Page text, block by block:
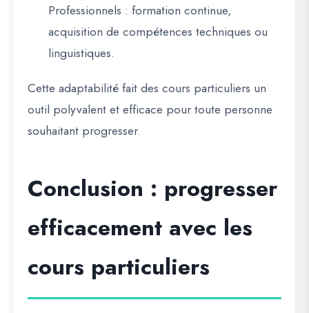
Professionnels : formation continue,
acquisition de compétences techniques ou
linguistiques.
Cette adaptabilité fait des cours particuliers un
outil polyvalent et efficace pour toute personne
souhaitant progresser.
Conclusion : progresser
efficacement avec les
cours particuliers